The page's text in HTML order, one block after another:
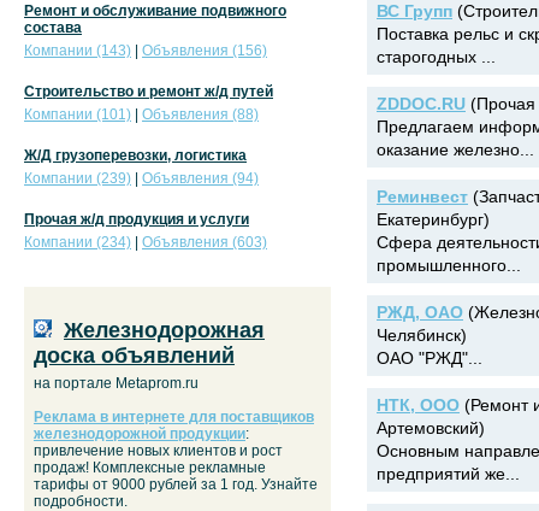
ВС Групп
Поставка рельс и
старогодных ...
ZDDOC.RU (Прочая
Предлагаем
оказание железно...
Реминвест
Екатеринбург)
Сфера
промышленного...
РЖД, ОАО
Челябинск)
ОАО "РЖД"...
НТК, ООО (Ремонт
Артемовский)
Основным
предприятий же...
Ремонт и обслуживание подвижного
состава
Компании (143)
Объявления (156)
Строительство и ремонт ж/д путей
Компании (101)
Объявления (88)
Ж/Д грузоперевозки, логистика
Компании (239)
Объявления (94)
Прочая ж/д продукция и услуги
Компании (234)
Объявления (603)
Железнодорожная
доска объявлений
на портале Metaprom.ru
Реклама в интернете для поставщиков
железнодорожной продукции:
привлечение новых клиентов и рост
продаж! Комплексные рекламные
тарифы от 9000 рублей за 1 год. Узнайте
подробности.